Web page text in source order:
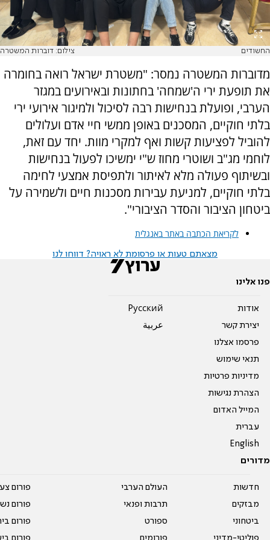
החשודים צילום: דוברות המשטרה
מדוברות המשטרה נמסר: "משטרת ישראל רואה בחומרה
את תופעת ירי ה'שמחה' בחתונות ובאירועים במגזר
הערבי, ופועלת בנחישות רבה לסיכול ולמיגור אירועי ירי
בלתי חוקיים, המסכנים באופן ממשי חיי אדם ועלולים
להוביל לפציעות קשות ואף למקרי מוות. יחד עם זאת,
לוחמי מג"ב ושוטרי מחוז ש"י ימשיכו לפעול בנחישות
ובשיתוף פעולה מלא לאיתור ולתפיסת אמצעי לחימה
בלתי חוקיים, למניעת עבירות מסכנות חיים ולשמירה על
ביטחון הציבור והסדר הציבורי".
לקריאת הכתבה באתר באנגלית
מצאתם טעות או פרסומת לא ראויה? דווחו לנו
פנו אלינו
אודות
יצירת קשר
פרסמו אצלנו
תנאי שימוש
מדיניות פרטיות
הצהרת נגישות
המייל האדום
עברית
English
Pусский
عربية
מדורים
חדשות
מבזקים
ביטחוני
העולם הערבי
תרבות ופנאי
ספורט
פורום
פורום
פורום